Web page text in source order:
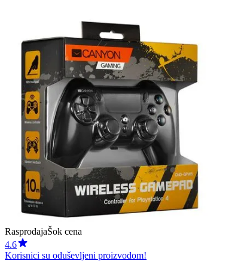
RasprodajaŠok cena
4.6
Korisnici su oduševljeni proizvodom!